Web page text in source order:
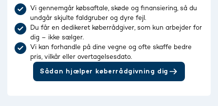
Vi gennemgår købsaftale, skøde og finansiering, så du
undgår skjulte faldgruber og dyre fejl.
Du får en dedikeret køberrådgiver, som kun arbejder for
dig – ikke sælger.
Vi kan forhandle på dine vegne og ofte skaffe bedre
pris, vilkår eller overtagelsesdato.
Sådan hjælper køberrådgivning dig